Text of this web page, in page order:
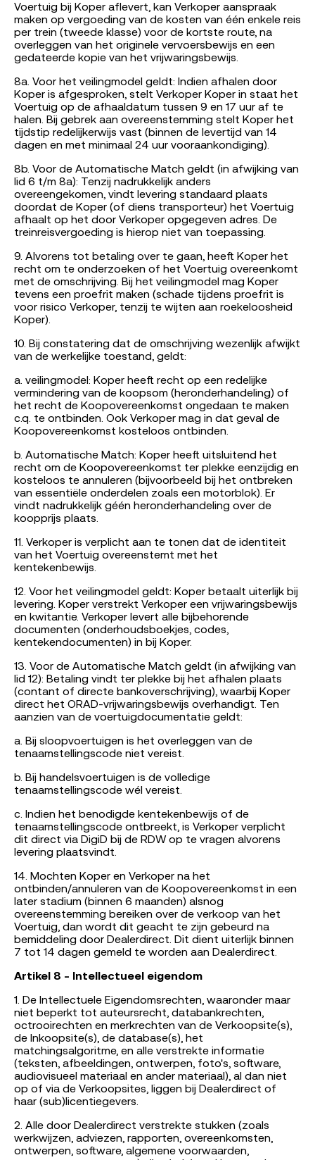
Voertuig bij Koper aflevert, kan Verkoper aanspraak
maken op vergoeding van de kosten van één enkele reis
per trein (tweede klasse) voor de kortste route, na
overleggen van het originele vervoersbewijs en een
gedateerde kopie van het vrijwaringsbewijs.
8a. Voor het veilingmodel geldt: Indien afhalen door
Koper is afgesproken, stelt Verkoper Koper in staat het
Voertuig op de afhaaldatum tussen 9 en 17 uur af te
halen. Bij gebrek aan overeenstemming stelt Koper het
tijdstip redelijkerwijs vast (binnen de levertijd van 14
dagen en met minimaal 24 uur vooraankondiging).
8b. Voor de Automatische Match geldt (in afwijking van
lid 6 t/m 8a): Tenzij nadrukkelijk anders
overeengekomen, vindt levering standaard plaats
doordat de Koper (of diens transporteur) het Voertuig
afhaalt op het door Verkoper opgegeven adres. De
treinreisvergoeding is hierop niet van toepassing.
9. Alvorens tot betaling over te gaan, heeft Koper het
recht om te onderzoeken of het Voertuig overeenkomt
met de omschrijving. Bij het veilingmodel mag Koper
tevens een proefrit maken (schade tijdens proefrit is
voor risico Verkoper, tenzij te wijten aan roekeloosheid
Koper).
10. Bij constatering dat de omschrijving wezenlijk afwijkt
van de werkelijke toestand, geldt:
a. veilingmodel: Koper heeft recht op een redelijke
vermindering van de koopsom (heronderhandeling) of
het recht de Koopovereenkomst ongedaan te maken
c.q. te ontbinden. Ook Verkoper mag in dat geval de
Koopovereenkomst kosteloos ontbinden.
b. Automatische Match: Koper heeft uitsluitend het
recht om de Koopovereenkomst ter plekke eenzijdig en
kosteloos te annuleren (bijvoorbeeld bij het ontbreken
van essentiële onderdelen zoals een motorblok). Er
vindt nadrukkelijk géén heronderhandeling over de
koopprijs plaats.
11. Verkoper is verplicht aan te tonen dat de identiteit
van het Voertuig overeenstemt met het
kentekenbewijs.
12. Voor het veilingmodel geldt: Koper betaalt uiterlijk bij
levering. Koper verstrekt Verkoper een vrijwaringsbewijs
en kwitantie. Verkoper levert alle bijbehorende
documenten (onderhoudsboekjes, codes,
kentekendocumenten) in bij Koper.
13. Voor de Automatische Match geldt (in afwijking van
lid 12): Betaling vindt ter plekke bij het afhalen plaats
(contant of directe bankoverschrijving), waarbij Koper
direct het ORAD-vrijwaringsbewijs overhandigt. Ten
aanzien van de voertuigdocumentatie geldt:
a. Bij sloopvoertuigen is het overleggen van de
tenaamstellingscode niet vereist.
b. Bij handelsvoertuigen is de volledige
tenaamstellingscode wél vereist.
c. Indien het benodigde kentekenbewijs of de
tenaamstellingscode ontbreekt, is Verkoper verplicht
dit direct via DigiD bij de RDW op te vragen alvorens
levering plaatsvindt.
14. Mochten Koper en Verkoper na het
ontbinden/annuleren van de Koopovereenkomst in een
later stadium (binnen 6 maanden) alsnog
overeenstemming bereiken over de verkoop van het
Voertuig, dan wordt dit geacht te zijn gebeurd na
bemiddeling door Dealerdirect. Dit dient uiterlijk binnen
7 tot 14 dagen gemeld te worden aan Dealerdirect.
Artikel 8 - Intellectueel eigendom
1. De Intellectuele Eigendomsrechten, waaronder maar
niet beperkt tot auteursrecht, databankrechten,
octrooirechten en merkrechten van de Verkoopsite(s),
de Inkoopsite(s), de database(s), het
matchingsalgoritme, en alle verstrekte informatie
(teksten, afbeeldingen, ontwerpen, foto's, software,
audiovisueel materiaal en ander materiaal), al dan niet
op of via de Verkoopsites, liggen bij Dealerdirect of
haar (sub)licentiegevers.
2. Alle door Dealerdirect verstrekte stukken (zoals
werkwijzen, adviezen, rapporten, overeenkomsten,
ontwerpen, software, algemene voorwaarden,